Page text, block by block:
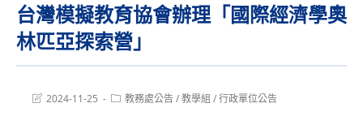
台灣模擬教育協會辦理「國際經濟學奧
林匹亞探索營」
Post2024-11-25
Post教務處公告/教學組 /行政單位公告